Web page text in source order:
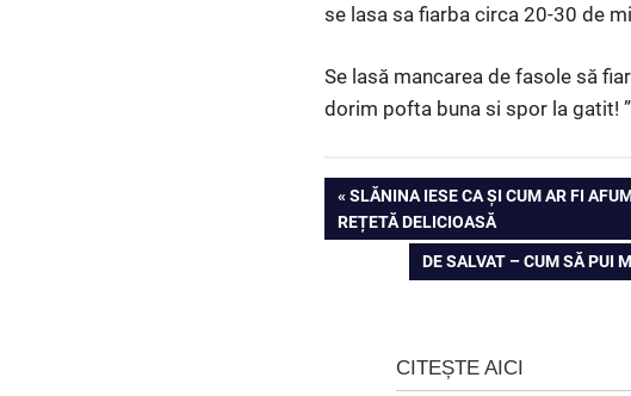
se lasa sa fiarba circa 20-30 de
Se lasă mancarea de fasole să
dorim pofta buna si spor la gatit!
Navigare
în
articole
PREVIOUS
POST:
SLĂNINA IESE CA ȘI CUM AR FI
REȚETĂ DELICIOASĂ
NEXT
POST:
DE SALVAT – CUM SĂ PUI